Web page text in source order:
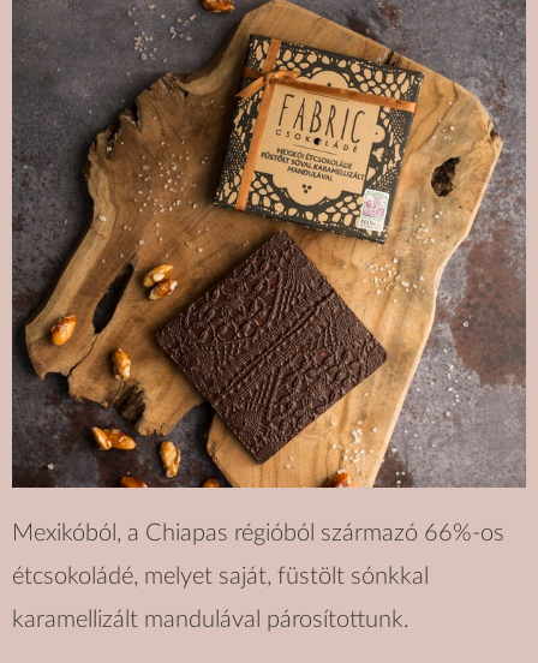
Mexikóból, a Chiapas régióból származó 66%-os
étcsokoládé, melyet saját, füstölt sónkkal
karamellizált mandulával párosítottunk.